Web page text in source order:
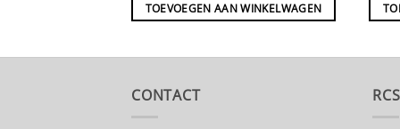
TOEVOEGEN AAN WINKELWAGEN
CONTACT